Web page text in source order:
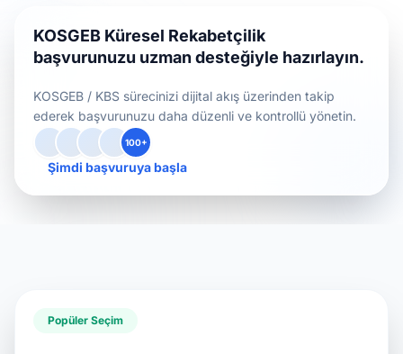
KOSGEB Küresel Rekabetçilik
başvurunuzu uzman desteğiyle hazırlayın.
KOSGEB / KBS sürecinizi dijital akış üzerinden takip
ederek başvurunuzu daha düzenli ve kontrollü yönetin.
100+
Şimdi başvuruya başla
Popüler Seçim